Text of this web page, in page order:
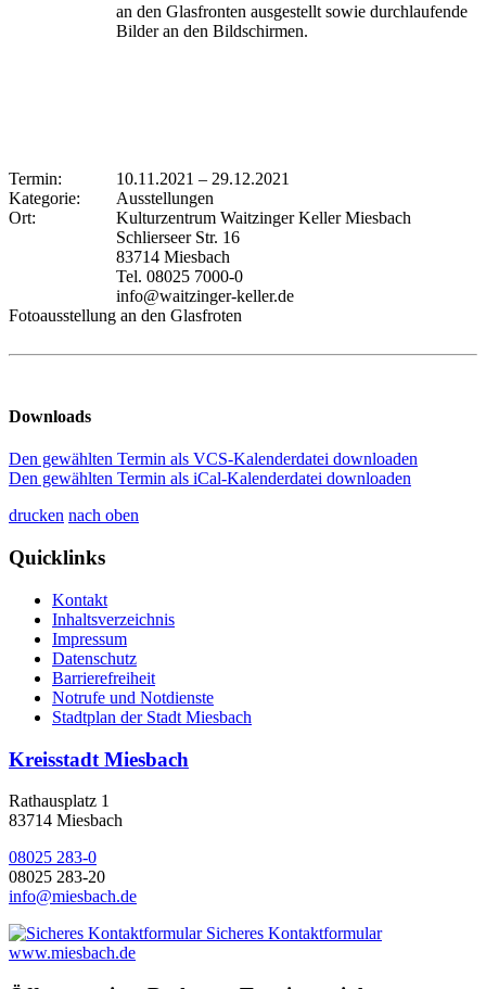
an den Glasfronten ausgestellt sowie durchlaufende
Bilder an den Bildschirmen.
Termin: 10.11.2021 – 29.12.2021
Kategorie:
Ausstellungen
Ort:
Kulturzentrum Waitzinger Keller Miesbach
Schlierseer Str. 16
83714 Miesbach
Tel. 08025 7000-0
info@waitzinger-keller.de
Fotoausstellung an den Glasfroten
Downloads
Den gewählten Termin als VCS-Kalenderdatei downloaden
Den gewählten Termin als iCal-Kalenderdatei downloaden
drucken nach oben
Quicklinks
Kontakt
Inhaltsverzeichnis
Impressum
Datenschutz
Barrierefreiheit
Notrufe und Notdienste
Stadtplan der Stadt Miesbach
Kreisstadt Miesbach
Rathausplatz 1
83714 Miesbach
08025 283-0
08025 283-20
info@miesbach.de
Sicheres Kontaktformular
www.miesbach.de